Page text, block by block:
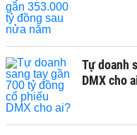
Tự doanh
DMX cho